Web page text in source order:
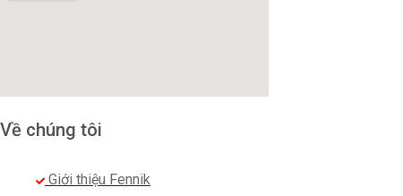
Vải Kate Hàndày dặn, có khả năng thấm hút mồ hôi,
giá thành rẻ
Vải Kate Mỹ sang trọng, đường gân nổi rõ, nhiều sắc
Về chúng tôi
Giới thiệu Fennik